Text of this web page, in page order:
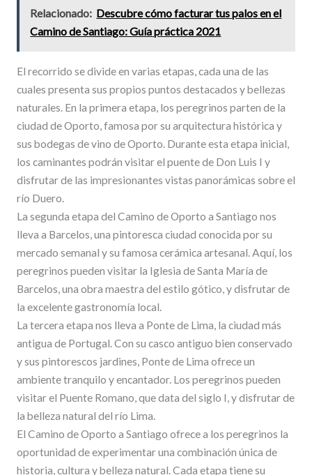
Relacionado: Descubre cómo facturar tus palos en el
Camino de Santiago: Guía práctica 2021
El recorrido se divide en varias etapas, cada una de las
cuales presenta sus propios puntos destacados y bellezas
naturales. En la primera etapa, los peregrinos parten de la
ciudad de Oporto, famosa por su arquitectura histórica y
sus bodegas de vino de Oporto. Durante esta etapa inicial,
los caminantes podrán visitar el puente de Don Luis I y
disfrutar de las impresionantes vistas panorámicas sobre el
río Duero.
La segunda etapa del Camino de Oporto a Santiago nos
lleva a Barcelos, una pintoresca ciudad conocida por su
mercado semanal y su famosa cerámica artesanal. Aquí, los
peregrinos pueden visitar la Iglesia de Santa María de
Barcelos, una obra maestra del estilo gótico, y disfrutar de
la excelente gastronomía local.
La tercera etapa nos lleva a Ponte de Lima, la ciudad más
antigua de Portugal. Con su casco antiguo bien conservado
y sus pintorescos jardines, Ponte de Lima ofrece un
ambiente tranquilo y encantador. Los peregrinos pueden
visitar el Puente Romano, que data del siglo I, y disfrutar de
la belleza natural del río Lima.
El Camino de Oporto a Santiago ofrece a los peregrinos la
oportunidad de experimentar una combinación única de
historia, cultura y belleza natural. Cada etapa tiene su